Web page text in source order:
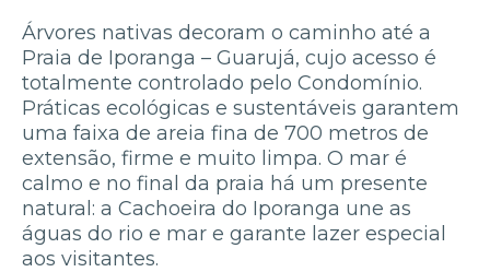
Árvores nativas decoram o caminho até a
Praia de Iporanga – Guarujá, cujo acesso é
totalmente controlado pelo Condomínio.
Práticas ecológicas e sustentáveis garantem
uma faixa de areia fina de 700 metros de
extensão, firme e muito limpa. O mar é
calmo e no final da praia há um presente
natural: a Cachoeira do Iporanga une as
águas do rio e mar e garante lazer especial
aos visitantes.